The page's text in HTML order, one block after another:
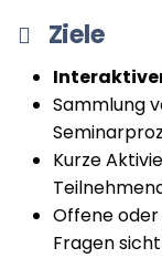
Ziele
Sammlung
Kurze
Offene
Fragen